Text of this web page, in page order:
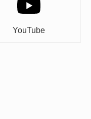
YouTube